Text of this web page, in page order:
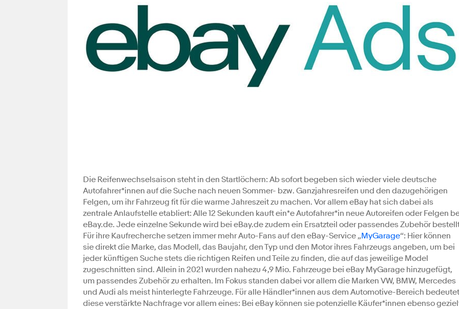
Die Reifenwechselsaison steht in den Startlöchern: Ab sofort begeben sich wieder viele deutsche
Autofahrer*innen auf die Suche nach neuen Sommer- bzw. Ganzjahresreifen und den dazugehörigen
Felgen, um ihr Fahrzeug fit für die warme Jahreszeit zu machen. Vor allem eBay hat sich dabei als
zentrale Anlaufstelle etabliert: Alle 12 Sekunden kauft ein*e Autofahrer*in neue Autoreifen oder Felgen
eBay.de. Jede einzelne Sekunde wird bei eBay.de zudem ein Ersatzteil oder passendes Zubehör
Für ihre Kaufrecherche setzen immer mehr Auto-Fans auf den eBay-Service „MyGarage“: Hier können
sie direkt die Marke, das Modell, das Baujahr, den Typ und den Motor ihres Fahrzeugs angeben, um bei
jeder künftigen Suche stets die richtigen Reifen und Teile zu finden, die auf das jeweilige Model
zugeschnitten sind. Allein in 2021 wurden nahezu 4,9 Mio. Fahrzeuge bei eBay MyGarage hinzugefügt,
um passendes Zubehör zu erhalten. Im Fokus standen dabei vor allem die Marken VW, BMW, Mercedes
und Audi als meist hinterlegte Fahrzeuge. Für alle Händler*innen aus dem Automotive-Bereich bedeutet
diese verstärkte Nachfrage vor allem eines: Bei eBay können sie potenzielle Käufer*innen ebenso